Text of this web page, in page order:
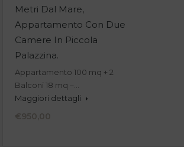
Metri Dal Mare,
Appartamento Con Due
Camere In Piccola
Palazzina.
Appartamento 100 mq + 2
Balconi 18 mq –…
Maggiori dettagli
€950,00